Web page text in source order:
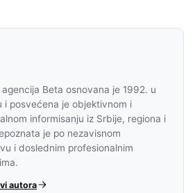
agencija Beta osnovana je 1992. u
i posvećena je objektivnom i
informisanju iz Srbije, regiona i
je po nezavisnom
i doslednim profesionalnim
autora